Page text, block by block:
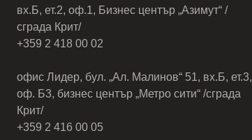
вх.Б, ет.2, оф.1, Бизнес център „Азимут“ /
сграда Крит/
+359 2 418 00 02
офис Лидер, бул. „Ал. Малинов“ 51, вх.Б, ет.3,
оф. Б3, бизнес център „Метро сити“ /сграда
Крит/
+359 2 416 00 05